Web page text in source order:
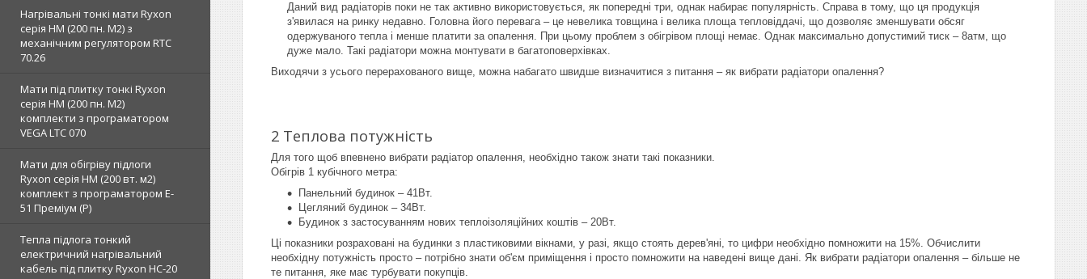
Нагрівальні тонкі мати Ryxon
серія НМ (200 пн. М2) з
механічним регулятором RTC
70.26
Мати під плитку тонкі Ryxon
серія НМ (200 пн. М2)
комплекти з програматором
VEGA LTC 070
Мати для обігріву підлоги
Ryxon серія НМ (200 вт. м2)
комплект з програматором E-
51 Преміум (Р)
Тепла підлога тонкий
електричний нагрівальний
кабель під плитку Ryxon HC-20
Даний вид радіаторів поки не так активно використовується, як попередні три, однак набирає популярність. Справа в тому, що ця продукція
з'явилася на ринку недавно. Головна його перевага – це невелика товщина і велика площа тепловіддачі, що дозволяє зменшувати обсяг
одержуваного тепла і менше платити за опалення. При цьому проблем з обігрівом площі немає. Однак максимально допустимий тиск – 8атм, що
дуже мало. Такі радіатори можна монтувати в багатоповерхівках.
Виходячи з усього перерахованого вище, можна набагато швидше визначитися з питання – як вибрати радіатори опалення?
2 Теплова потужність
Для того щоб впевнено вибрати радіатор опалення, необхідно також знати такі показники.
Обігрів 1 кубічного метра:
Панельний будинок – 41Вт.
Цегляний будинок – 34Вт.
Будинок з застосуванням нових теплоізоляційних коштів – 20Вт.
Ці показники розраховані на будинки з пластиковими вікнами, у разі, якщо стоять дерев'яні, то цифри необхідно помножити на 15%. Обчислити
необхідну потужність просто – потрібно знати об'єм приміщення і просто помножити на наведені вище дані. Як вибрати радіатори опалення – більше не
те питання, яке має турбувати покупців.